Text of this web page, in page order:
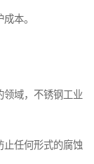
本。
领域，不锈钢工业
止任何形式的腐蚀